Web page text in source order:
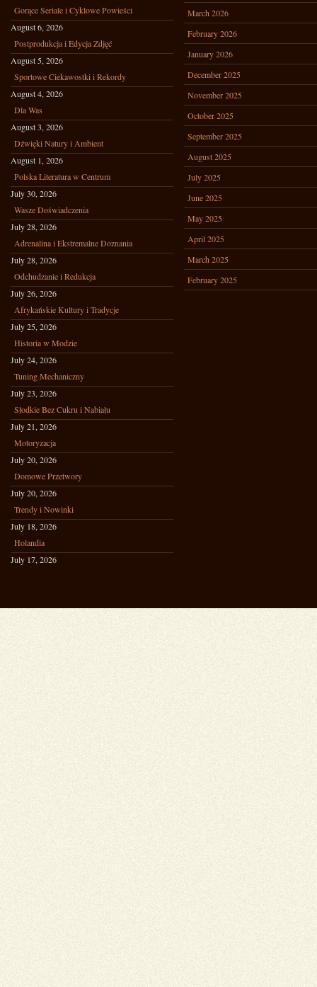
Gorące Seriale i Cyklowe Powieści
August 6, 2026
Postprodukcja i Edycja Zdjęć
August 5, 2026
Sportowe Ciekawostki i Rekordy
August 4, 2026
Dla Was
August 3, 2026
Dźwięki Natury i Ambient
August 1, 2026
Polska Literatura w Centrum
July 30, 2026
Wasze Doświadczenia
July 28, 2026
Adrenalina i Ekstremalne Doznania
July 28, 2026
Odchudzanie i Redukcja
July 26, 2026
Afrykańskie Kultury i Tradycje
July 25, 2026
Historia w Modzie
July 24, 2026
Tuning Mechaniczny
July 23, 2026
Słodkie Bez Cukru i Nabiału
July 21, 2026
Motoryzacja
July 20, 2026
Domowe Przetwory
July 20, 2026
Trendy i Nowinki
July 18, 2026
Holandia
July 17, 2026
March 2026
February 2026
January 2026
December 2025
November 2025
October 2025
September 2025
August 2025
July 2025
June 2025
May 2025
April 2025
March 2025
February 2025